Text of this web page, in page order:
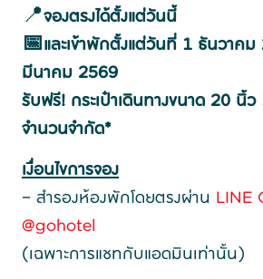
📍จองตรงได้ตั้งแต่วันนี้
📅และเข้าพักตั้งแต่วันที่ 1 ธันวาค
มีนาคม 2569
รับฟรี! กระเป๋าเดินทางขนาด 20 นิ้
จำนวนจำกัด*
เงื่อนไขการจอง
– สำรองห้องพักโดยตรงผ่าน LINE
@gohotel
(เฉพาะการแชทกับแอดมินเท่านั้น)